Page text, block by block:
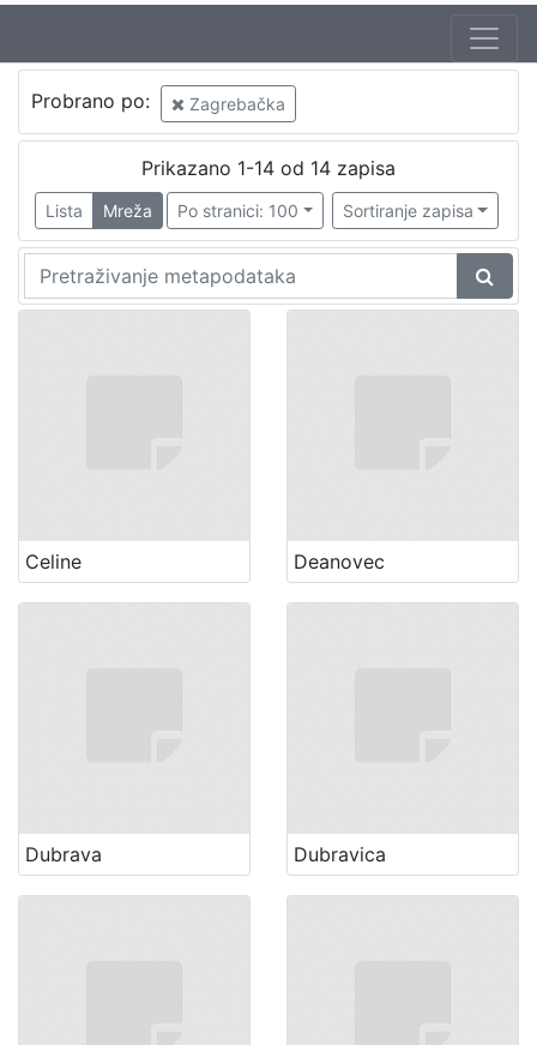
Probrano po: Zagrebačka
Prikazano 1-14 od 14 zapisa
Lista Mreža Po stranici: 100 Sortiranje zapisa
Celine Deanovec
Dubrava Dubravica